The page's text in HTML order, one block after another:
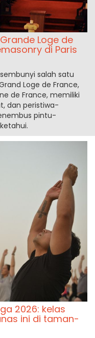
Loge de
di Paris
salah satu
Loge de France,
de France, memiliki
dan peristiwa-
pintu-
2026: kelas
ini di taman-